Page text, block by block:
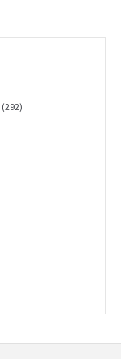
292292